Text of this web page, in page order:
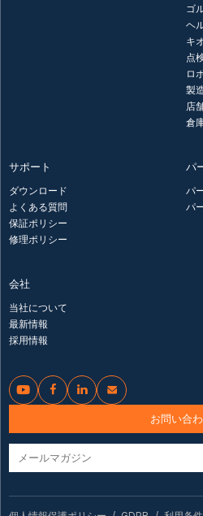
ゴ
ヘ
キ
点
ロ
製
店
倉
サポート
ダウンロード
よくある質問
保証ポリシー
修理ポリシー
パ
パ
パ
会社
当社について
最新情報
採用情報
   
お問い合